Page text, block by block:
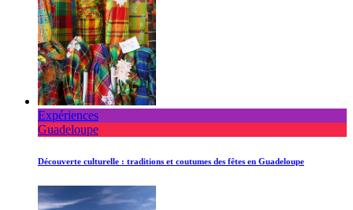
Expériences
Guadeloupe
Découverte culturelle : traditions et coutumes des fêtes en Guadeloupe